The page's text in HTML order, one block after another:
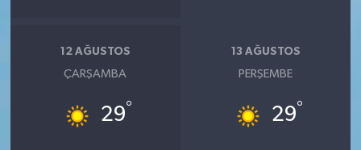
12 AĞUSTOS
ÇARŞAMBA
29°
13 AĞUSTOS
PERŞEMBE
29°